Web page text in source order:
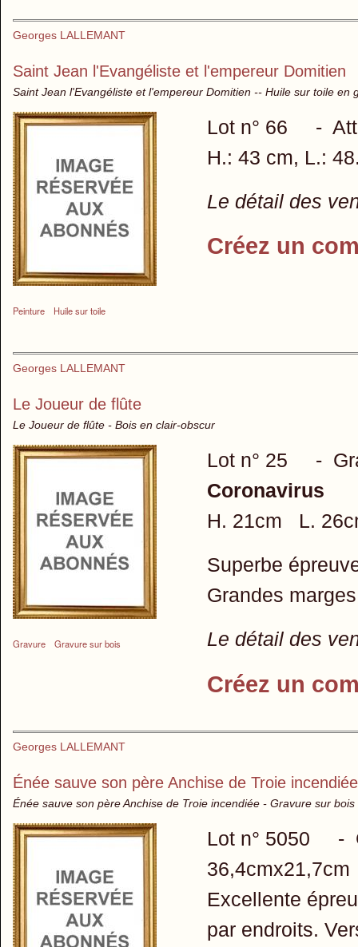
Georges LALLEMANT
Saint Jean l'Evangéliste et l'empereur Domitien
Saint Jean l'Evangéliste et l'empereur Domitien -- Huile sur toile en
Peinture Huile sur toile
Lot n° 66 -
H.: 43 cm, L.:
Le détail des
Créez un
Georges LALLEMANT
Le Joueur de flûte
Le Joueur de flûte - Bois en clair-obscur
Gravure Gravure sur bois
Lot n° 25 -
Coronavirus
H. 21cm L.
Superbe
Grandes
Le détail des
Créez un
Georges LALLEMANT
Énée sauve son père Anchise de Troie incendiée
Énée sauve son père Anchise de Troie incendiée - Gravure sur
Lot n° 5050 -
36,4cmx21,7cm
Excellente
par endroits.